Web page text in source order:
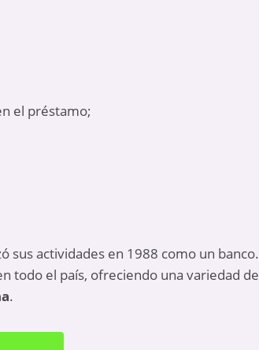
el préstamo;
sus actividades en 1988 como un banco.
todo el país, ofreciendo una variedad de
.